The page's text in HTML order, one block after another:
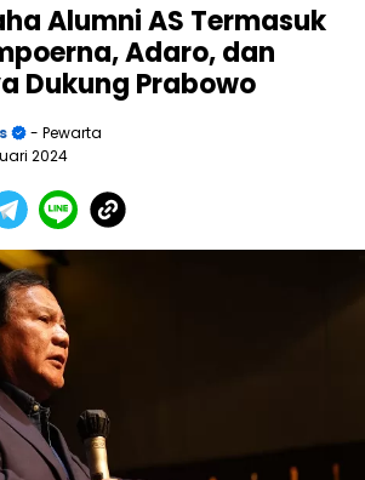
Alumni AS Termasuk
Adaro, dan
Dukung Prabowo
- Pewarta
2024